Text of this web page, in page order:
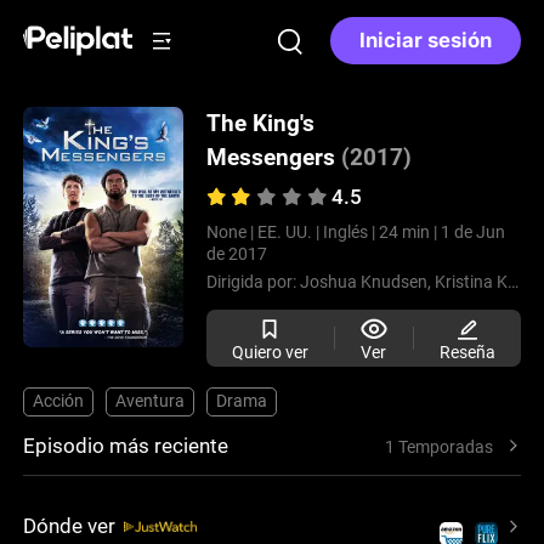
Iniciar sesión
The King's
Messengers (2017)
4.5
None | EE. UU. | Inglés | 24 min | 1 de Jun
de 2017
Dirigida por:Joshua Knudsen, Kristina Kaylen
Quiero ver Ver Reseña
Acción Aventura Drama
Episodio más reciente 1 Temporadas
Dónde ver